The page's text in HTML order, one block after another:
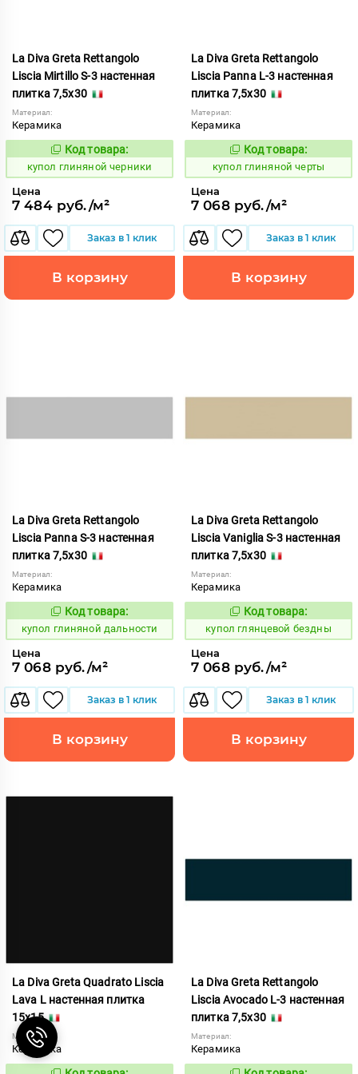
La Diva Greta Rettangolo
Liscia Mirtillo S-3 настенная
плитка 7,5x30
Материал:
Керамика
845994
Код товара:
купол глиняной черники
Цена
7 484 руб./м²
Заказ в 1 клик
В корзину
La Diva Greta Rettangolo
Liscia Panna L-3 настенная
плитка 7,5x30
Материал:
Керамика
845995
Код товара:
купол глиняной черты
Цена
7 068 руб./м²
Заказ в 1 клик
В корзину
La Diva Greta Rettangolo
Liscia Panna S-3 настенная
плитка 7,5x30
Материал:
Керамика
845996
Код товара:
купол глиняной дальности
Цена
7 068 руб./м²
Заказ в 1 клик
В корзину
La Diva Greta Rettangolo
Liscia Vaniglia S-3 настенная
плитка 7,5x30
Материал:
Керамика
846002
Код товара:
купол глянцевой бездны
Цена
7 068 руб./м²
Заказ в 1 клик
В корзину
La Diva Greta Quadrato Liscia
Lava L настенная плитка
15x15
Материал:
Керамика
La Diva Greta Rettangolo
Liscia Avocado L-3 настенная
плитка 7,5x30
Материал:
Керамика